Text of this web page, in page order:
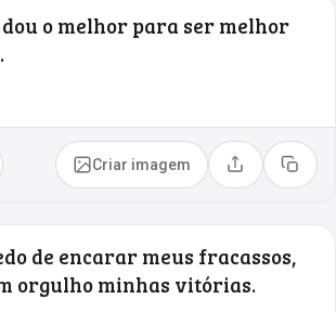
dou o melhor para ser melhor
Criar imagem Compartilhar
Copiar
de encarar meus fracassos,
orgulho minhas vitórias.